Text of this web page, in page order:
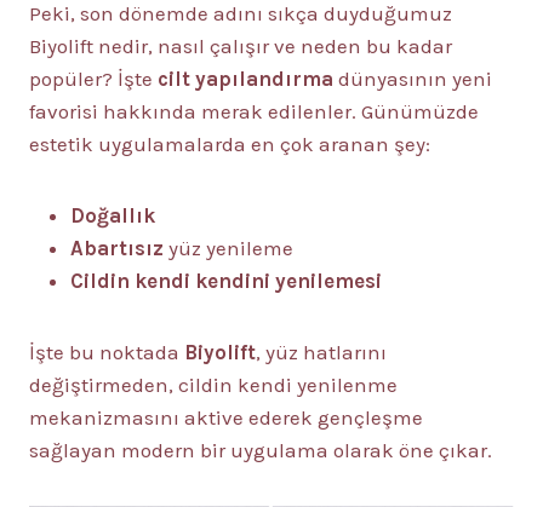
Peki, son dönemde adını sıkça duyduğumuz
Biyolift nedir, nasıl çalışır ve neden bu kadar
popüler? İşte cilt yapılandırma dünyasının yeni
favorisi hakkında merak edilenler. Günümüzde
estetik uygulamalarda en çok aranan şey:
Doğallık
Abartısız yüz yenileme
Cildin kendi kendini yenilemesi
İşte bu noktada Biyolift, yüz hatlarını
değiştirmeden, cildin kendi yenilenme
mekanizmasını aktive ederek gençleşme
sağlayan modern bir uygulama olarak öne çıkar.